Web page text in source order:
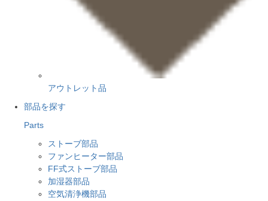
アウトレット品
部品を探す
Parts
ストーブ部品
ファンヒーター部品
FF式ストーブ部品
加湿器部品
空気清浄機部品